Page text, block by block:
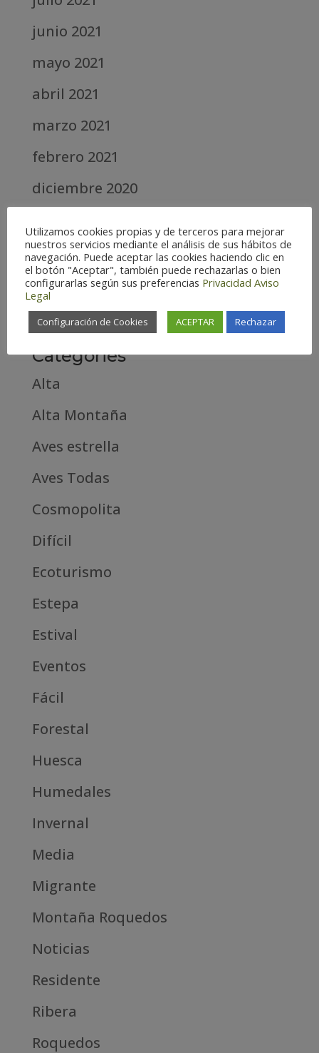
junio 2021
mayo 2021
abril 2021
marzo 2021
febrero 2021
diciembre 2020
marzo 2020
febrero 2019
septiembre 2018
Categories
Alta
Alta Montaña
Aves estrella
Aves Todas
Cosmopolita
Difícil
Ecoturismo
Estepa
Estival
Eventos
Fácil
Forestal
Huesca
Humedales
Invernal
Media
Migrante
Montaña Roquedos
Noticias
Residente
Ribera
Roquedos
Utilizamos cookies propias y de terceros para mejorar
nuestros servicios mediante el análisis de sus hábitos de
navegación. Puede aceptar las cookies haciendo clic en
el botón "Aceptar", también puede rechazarlas o bien
configurarlas según sus preferencias Privacidad Aviso
Legal
Configuración de Cookies ACEPTAR Rechazar